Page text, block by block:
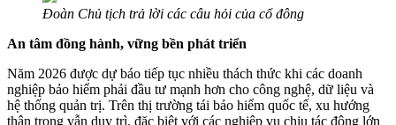
Đoàn Chủ tịch trả lời các câu hỏi của cổ đông
An tâm đồng hành, vững bền phát triển
Năm 2026 được dự báo tiếp tục nhiều thách thức khi các doanh
nghiệp bảo hiểm phải đầu tư mạnh hơn cho công nghệ, dữ liệu và
hệ thống quản trị. Trên thị trường tái bảo hiểm quốc tế, xu hướng
thận trọng vẫn duy trì, đặc biệt với các nghiệp vụ chịu tác động lớn